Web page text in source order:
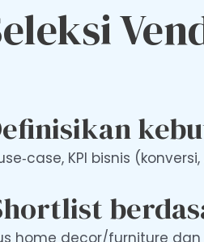
KPI bisnis
home decor/furniture dan